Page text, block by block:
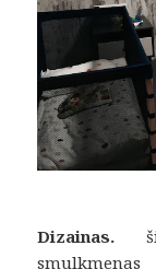
Dizainas.